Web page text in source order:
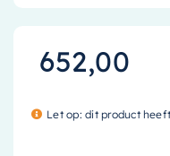
652,00
Let op: dit product